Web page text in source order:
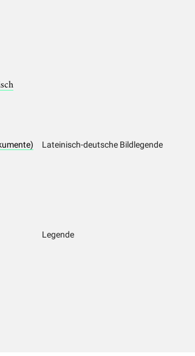
Lateinisch-deutsche Bildlegende
Legende